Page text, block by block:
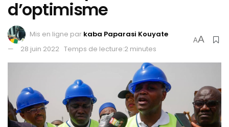
d’optimisme
Mis en ligne par kaba Paparasi Kouyate
28 juin 2022 Temps de lecture:2 minutes
AA